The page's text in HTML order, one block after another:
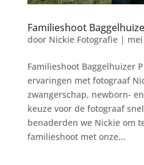
Familieshoot
door Nickie Fotografie|
Familieshoot Baggelhuizer
ervaringen met fotograaf
zwangerschap, newborn-
keuze voor de fotograaf
benaderden we Nickie om
familieshoot met onze...